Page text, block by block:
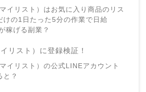
イリスト）はお気に入り商品のリス
けの1日たった5分の作業で日給
稼げる副業？
リスト）に登録検証！
イリスト）の公式LINEアカウント
と？